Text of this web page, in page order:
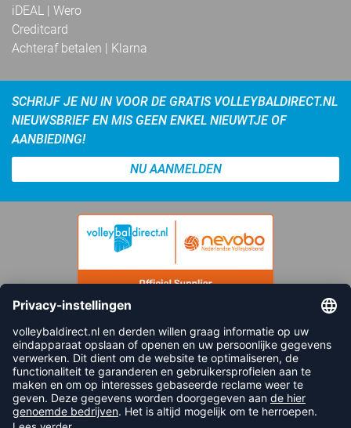
iDEAL | Wero
Creditcard
Achteraf betalen | Klarna
SCHRIJF JE NU IN VOOR DE GRATIS VOLLEYBALDIRECT.NL
NIEUWSBRIEF EN MIS GEEN ENKEL NIEUWTJE OF
AANBIEDING!
NU AANMELDEN
FOLLOW US